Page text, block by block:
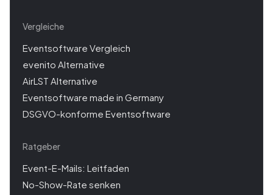
Vergleiche
Eventsoftware Vergleich
evenito Alternative
AirLST Alternative
Eventsoftware made in Germany
DSGVO-konforme Eventsoftware
Ratgeber
Event-E-Mails: Leitfaden
No-Show-Rate senken